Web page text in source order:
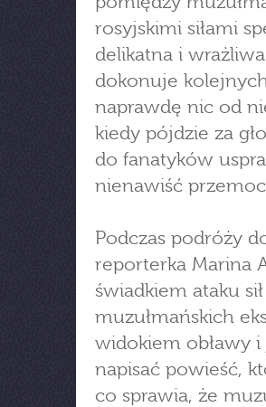
rosyjskimi siłami
delikatna i
dokonuje
naprawdę nic od
kiedy pójdzie za
do fanatyków
nienawiść
Podczas podróży
reporterka Marina
świadkiem ataku
muzułmańskich
widokiem obławy
napisać powieść,
co sprawia, że